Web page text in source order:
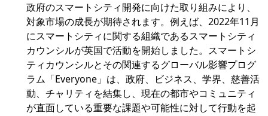
政府のスマートシティ開発に向けた取り組みにより、
対象市場の成長が期待されます。例えば、2022年11月
にスマートシティに関する組織であるスマートシティ
カウンシルが英国で活動を開始しました。スマートシ
ティカウンシルとその関連するグローバル影響プログ
ラム「Everyone」は、政府、ビジネス、学界、慈善活
動、チャリティを結集し、現在の都市やコミュニティ
が直面している重要な課題や可能性に対して行動を起